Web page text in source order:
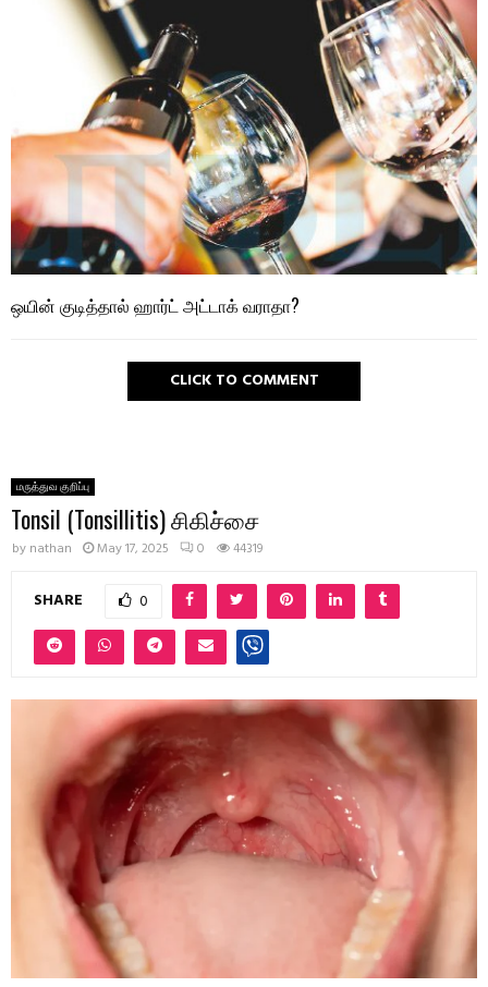
ஒயின் குடித்தால் ஹார்ட் அட்டாக் வராதா?
CLICK TO COMMENT
மருத்துவ குறிப்பு
Tonsil (Tonsillitis) சிகிச்சை
by nathan May 17, 2025 0 44319
SHARE 0